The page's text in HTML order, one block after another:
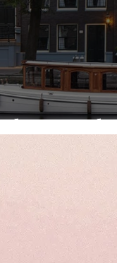
At...